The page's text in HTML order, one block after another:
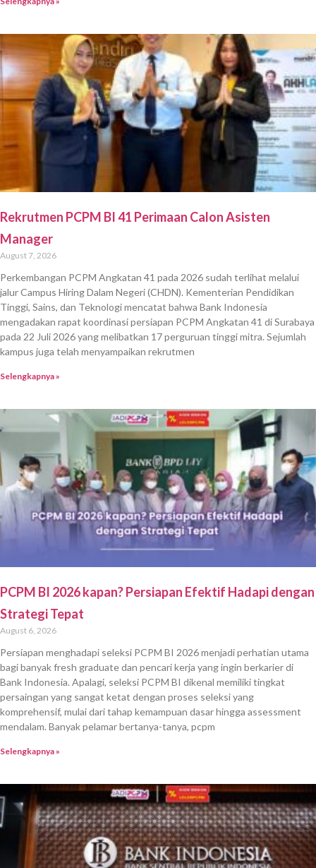
Rekrutmen PCPM BI 41 Perimaan Calon Asisten
Manager
August 7, 2026
Perkembangan PCPM Angkatan 41 pada 2026 sudah terlihat melalui
jalur Campus Hiring Dalam Negeri (CHDN). Kementerian Pendidikan
Tinggi, Sains, dan Teknologi mencatat bahwa Bank Indonesia
mengadakan rapat koordinasi persiapan PCPM Angkatan 41 di Surabaya
pada 22 Juli 2026 yang melibatkan 17 perguruan tinggi mitra. Sejumlah
kampus juga telah menyampaikan rekrutmen
Selengkapnya »
PCPM BI 2026 kapan? Persiapan Efektif Hadapi dengan
Strategi Tepat
August 6, 2026
Persiapan menghadapi seleksi PCPM BI 2026 menjadi perhatian utama
bagi banyak fresh graduate dan pencari kerja yang ingin berkarier di
Bank Indonesia. Apalagi, seleksi PCPM BI dikenal memiliki tingkat
persaingan yang sangat ketat dengan proses seleksi yang
komprehensif, mulai dari tahap kemampuan dasar hingga assessment
mendalam. Banyak pelamar bertanya-tanya, pcpm
Selengkapnya »